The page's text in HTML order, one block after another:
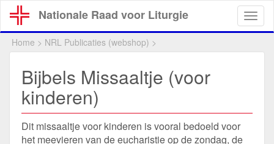
Overslaan
en
naar
Nationale Raad voor Liturgie
Home > NRL Publicaties (webshop) >
Bijbels Missaaltje (voor
kinderen)
Dit missaaltje voor kinderen is vooral bedoeld voor
het meevieren van de eucharistie op de zondag, de